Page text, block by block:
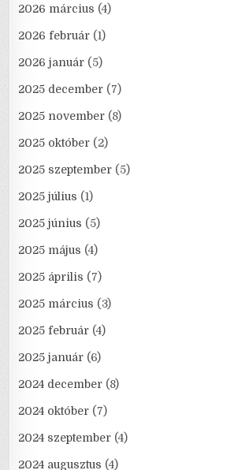
2026 március (4)
2026 február (1)
2026 január (5)
2025 december (7)
2025 november (8)
2025 október (2)
2025 szeptember (5)
2025 július (1)
2025 június (5)
2025 május (4)
2025 április (7)
2025 március (3)
2025 február (4)
2025 január (6)
2024 december (8)
2024 október (7)
2024 szeptember (4)
2024 augusztus (4)